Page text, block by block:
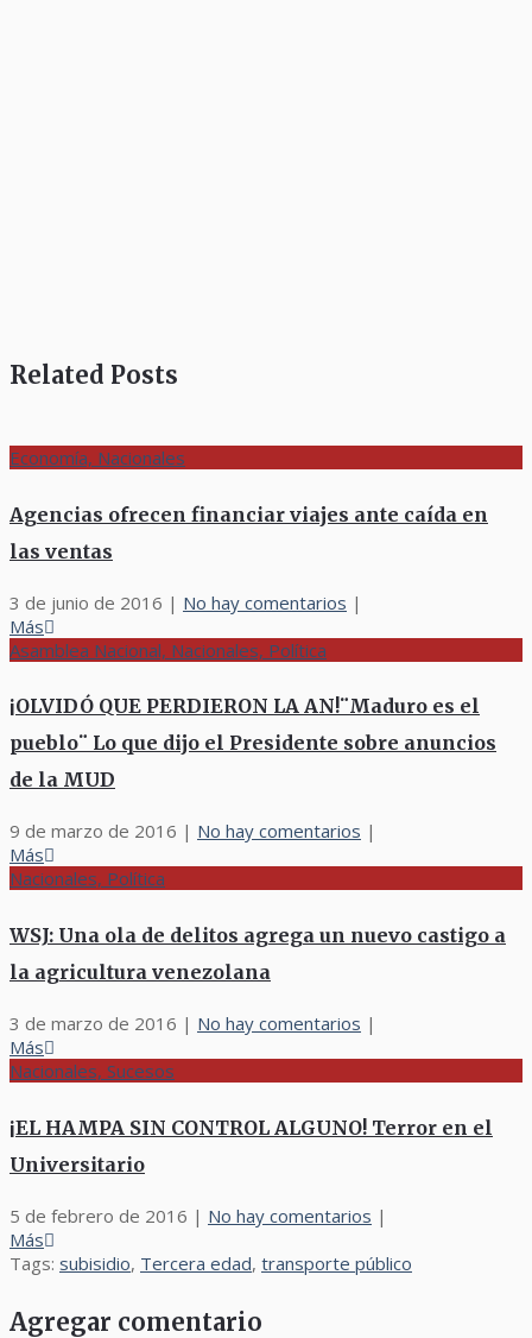
Related Posts
Economía, Nacionales
Agencias ofrecen financiar viajes ante caída en
las ventas
3 de junio de 2016 | No hay comentarios |
Más
Asamblea Nacional, Nacionales, Política
¡OLVIDÓ QUE PERDIERON LA AN!¨Maduro es el
pueblo¨ Lo que dijo el Presidente sobre anuncios
de la MUD
9 de marzo de 2016 | No hay comentarios |
Más
Nacionales, Política
WSJ: Una ola de delitos agrega un nuevo castigo a
la agricultura venezolana
3 de marzo de 2016 | No hay comentarios |
Más
Nacionales, Sucesos
¡EL HAMPA SIN CONTROL ALGUNO! Terror en el
Universitario
5 de febrero de 2016 | No hay comentarios |
Más
Tags: subisidio, Tercera edad, transporte público
Agregar comentario